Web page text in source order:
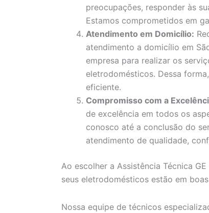
preocupações, responder às
Estamos comprometidos em
Atendimento em Domicílio:
atendimento a domicílio em
empresa para realizar os
eletrodomésticos. Dessa
eficiente.
Compromisso com a
de excelência em todos os
conosco até a conclusão do
atendimento de qualidade,
Ao escolher a Assistência Técnica
seus eletrodomésticos estão em
Nossa equipe de técnicos